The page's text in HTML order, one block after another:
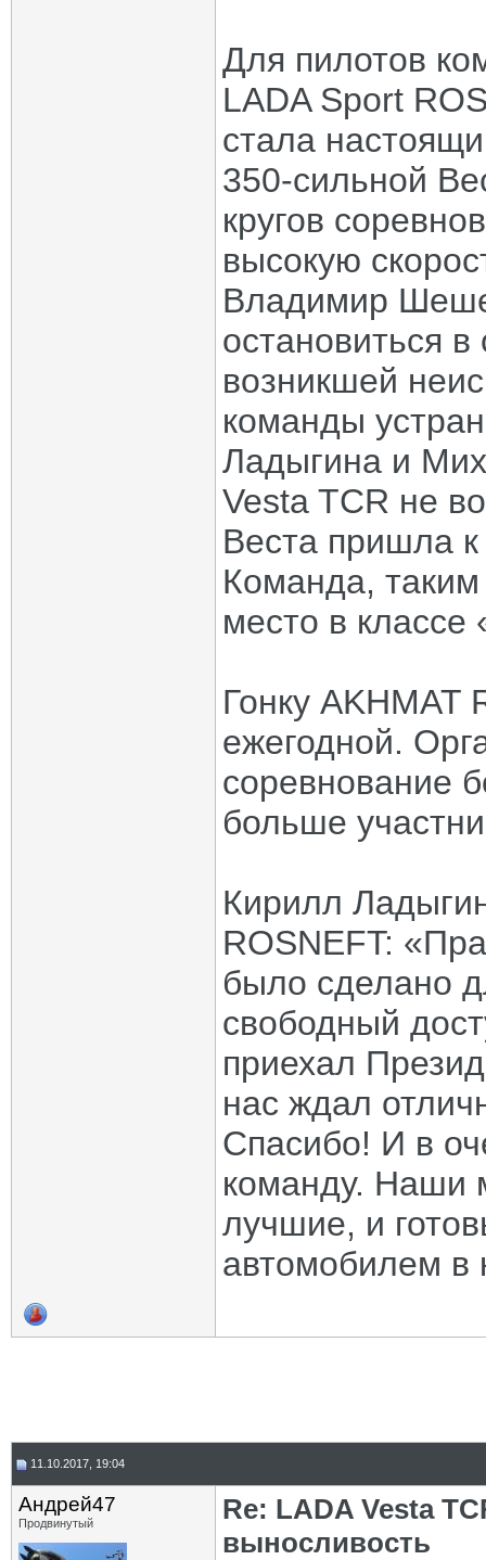
Для пилотов
LADA Sport
стала
350-сильной
кругов
высокую
Владимир
остановиться
возникшей
команды
Ладыгина и
Vesta TCR не
Веста пришла
Команда,
место в классе
Гонку AKHMAT
ежегодной.
соревнование
больше
Кирилл
ROSNEFT:
было сделано
свободный
приехал
нас ждал
Спасибо! И в
команду. Наши
лучшие, и
автомобилем в
11.10.2017, 19:04
Андрей47
Продвинутый
Re: LADA Vesta
выносливость